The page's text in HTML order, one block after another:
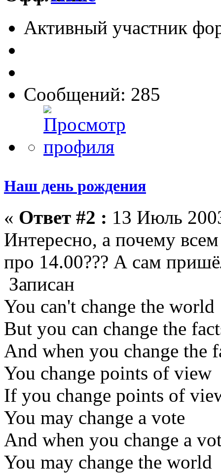
Активный участник
Сообщений: 285
Наш день рождения
« Ответ #2 : 13 Июль
Интересно, а почему
про 14.00??? А сам
Записан
You can't change the world
But you can change the
And when you change the
You change points of view
If you change points of
You may change a vote
And when you change a
You may change the world